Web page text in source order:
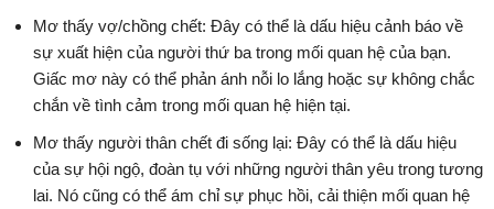
Mơ thấy vợ/chồng chết: Đây có thể là dấu hiệu cảnh báo về
sự xuất hiện của người thứ ba trong mối quan hệ của bạn.
Giấc mơ này có thể phản ánh nỗi lo lắng hoặc sự không chắc
chắn về tình cảm trong mối quan hệ hiện tại.
Mơ thấy người thân chết đi sống lại: Đây có thể là dấu hiệu
của sự hội ngộ, đoàn tụ với những người thân yêu trong tương
lai. Nó cũng có thể ám chỉ sự phục hồi, cải thiện mối quan hệ